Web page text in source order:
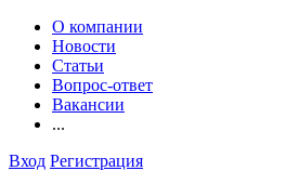
О компании
Новости
Статьи
Вопрос-ответ
Вакансии
...
Вход Регистрация